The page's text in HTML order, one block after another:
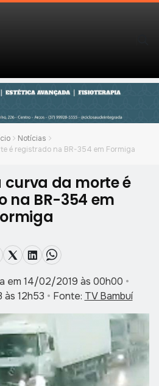
Notícias
é registrado na BR-354 em Formiga
curva da morte é
na BR-354 em
em 14/02/2019 às 00h00 •
às 12h53 • Fonte: TV Bambuí